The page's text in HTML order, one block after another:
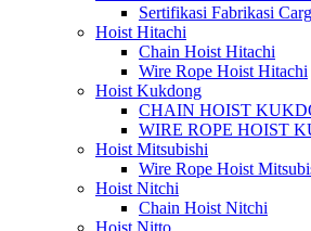
Sertifikasi Fabrikasi
Hoist Hitachi
Chain Hoist Hitachi
Wire Rope Hoist Hitachi
Hoist Kukdong
CHAIN HOIST
WIRE ROPE HOIST
Hoist Mitsubishi
Wire Rope Hoist
Hoist Nitchi
Chain Hoist Nitchi